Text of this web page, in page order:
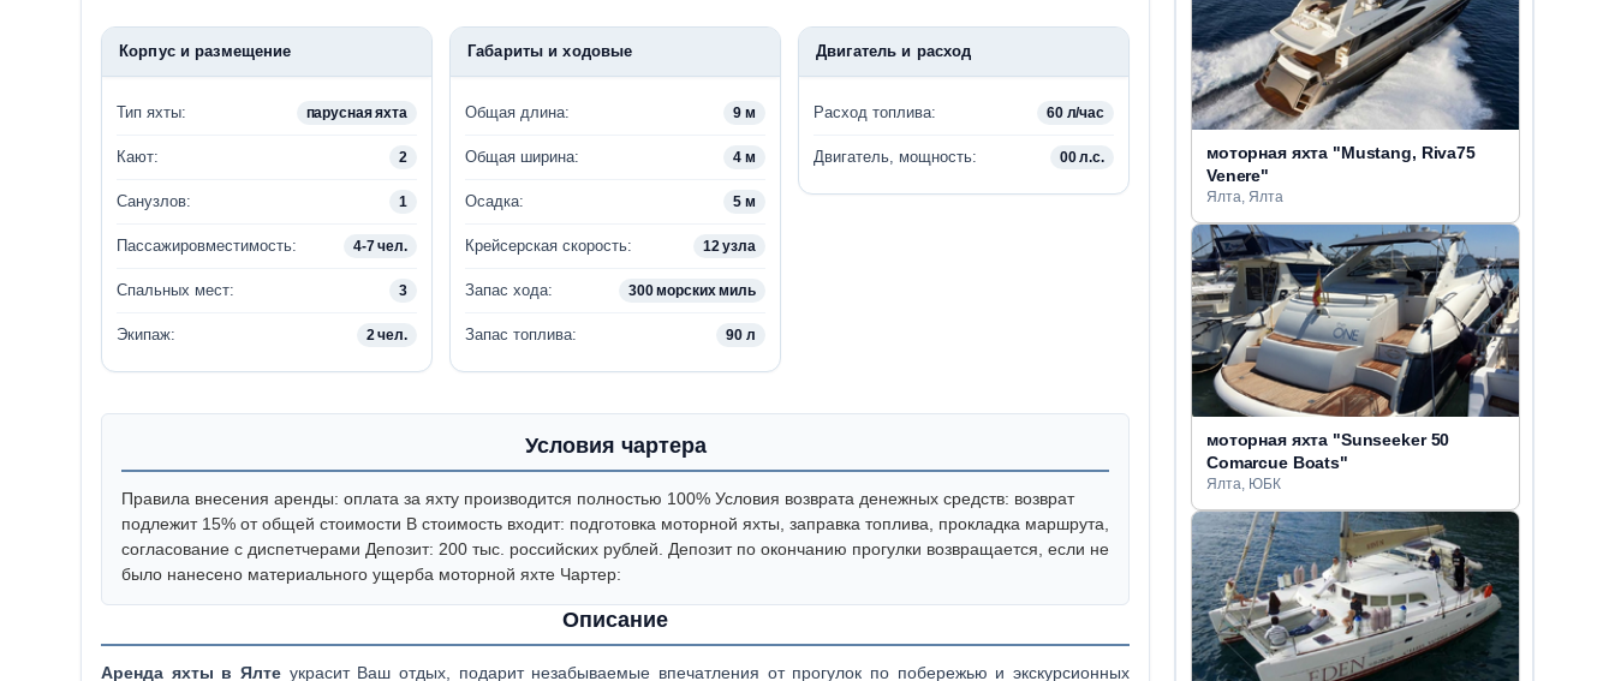
Корпус и размещение
Тип яхты: парусная яхта
Кают: 2
Санузлов: 1
Пассажировместимость: 4-7 чел.
Спальных мест: 3
Экипаж: 2 чел.
Габариты и ходовые
Общая длина: 9 м
Общая ширина: 4 м
Осадка: 5 м
Крейсерская скорость: 12 узла
Запас хода: 300 морских миль
Запас топлива: 90 л
Двигатель и расход
Расход топлива: 60 л/час
Двигатель, мощность: 00 л.с.
Условия чартера
Правила внесения аренды: оплата за яхту производится полностью 100% Условия возврата денежных средств: возврат
подлежит 15% от общей стоимости В стоимость входит: подготовка моторной яхты, заправка топлива, прокладка маршрута,
согласование с диспетчерами Депозит: 200 тыс. российских рублей. Депозит по окончанию прогулки возвращается, если не
было нанесено материального ущерба моторной яхте Чартер:
Описание
Аренда яхты в Ялте украсит Ваш отдых, подарит незабываемые впечатления от прогулок по побережью и экскурсионных
моторная яхта "Mustang, Riva75
Venere"
Ялта, Ялта
моторная яхта "Sunseeker 50
Comarcue Boats"
Ялта, ЮБК